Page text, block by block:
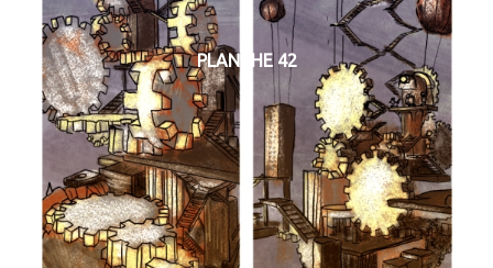
PLANCHE 42